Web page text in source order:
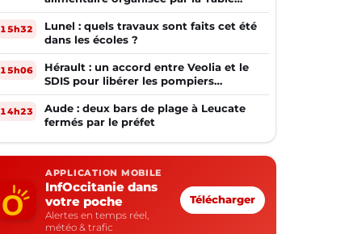
Ouverte
15h32
Lunel : quels travaux sont faits cet été
dans les écoles ?
15h06
Hérault : un accord entre Veolia et le
SDIS pour libérer les pompiers
volontaires
14h23
Aude : deux bars de plage à Leucate
fermés par le préfet
APPLICATION MOBILE
InfOccitanie dans
votre poche
Alertes en temps réel,
météo & trafic
Télécharger